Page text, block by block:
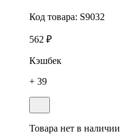
Код товара: S9032
562 ₽
Кэшбек
+ 39
Товара нет в наличии